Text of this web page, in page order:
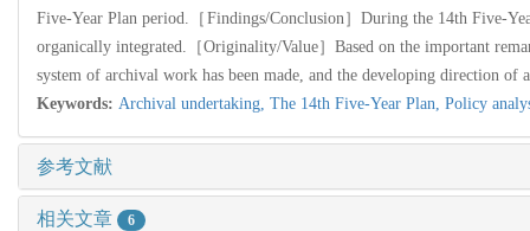
Five-Year Plan period.
［Findings/Conclusion］During the 14th Five-
organically integrated.
［Originality/Value］Based on the important
system of archival work has been made, and the developing direction
Keywords: Archival undertaking, The 14th Five-Year Plan, Policy
参考文献
相关文章 6